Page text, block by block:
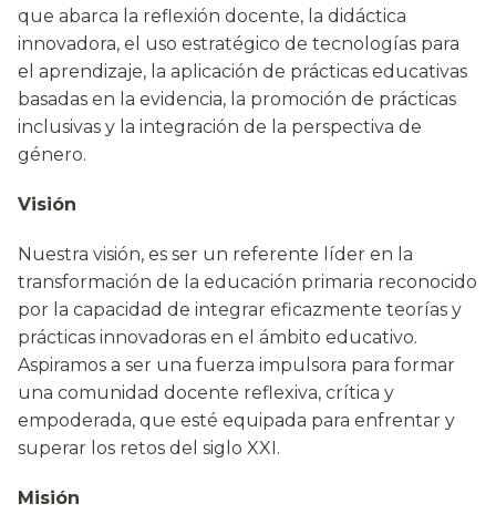
que abarca la reflexión docente, la didáctica
innovadora, el uso estratégico de tecnologías para
el aprendizaje, la aplicación de prácticas educativas
basadas en la evidencia, la promoción de prácticas
inclusivas y la integración de la perspectiva de
género.
Visión
Nuestra visión, es ser un referente líder en la
transformación de la educación primaria reconocido
por la capacidad de integrar eficazmente teorías y
prácticas innovadoras en el ámbito educativo.
Aspiramos a ser una fuerza impulsora para formar
una comunidad docente reflexiva, crítica y
empoderada, que esté equipada para enfrentar y
superar los retos del siglo XXI.
Misión